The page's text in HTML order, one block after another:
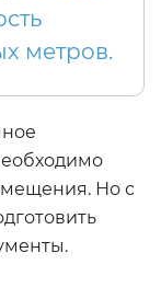
метров.
Но с